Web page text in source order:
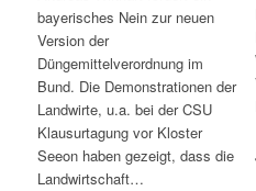
bayerisches Nein zur neuen
Version der
Düngemittelverordnung im
Bund. Die Demonstrationen der
Landwirte, u.a. bei der CSU
Klausurtagung vor Kloster
Seeon haben gezeigt, dass die
Landwirtschaft…